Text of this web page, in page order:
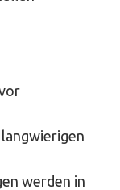
langwierigen
werden in